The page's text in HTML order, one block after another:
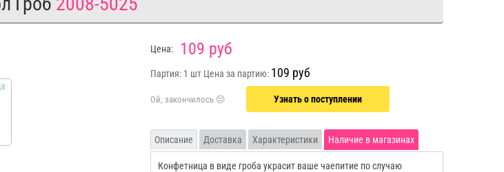
Цена: 109 руб
Партия: 1 шт Цена за партию: 109 руб
Узнать о поступлении
Описание Доставка Характеристики Наличие в магазинах
Конфетница в виде гроба украсит ваше чаепитие по случаю